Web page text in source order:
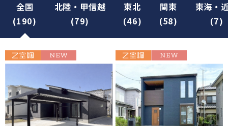
全国
(190)
北陸・甲信越
(79)
東北
(46)
関東
(58)
東海・
(7)